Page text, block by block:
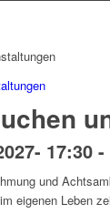
17:30-
und
eigenen Leben